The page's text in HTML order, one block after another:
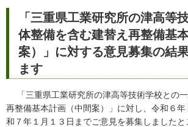
「三重県工業研究所の津高等
体整備を含む建替え再整備基
案）」に対する意見募集の結
ます
「三重県工業研究所の津高等技術学校との一
再整備基本計画（中間案）」に対し、令和６
和７年１月１３日までご意見を募集しました